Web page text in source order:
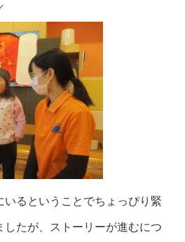
いるということでちょっぴり緊
したが、ストーリーが進むにつ